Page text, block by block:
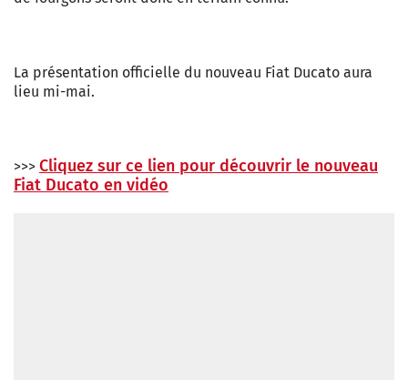
La présentation officielle du nouveau Fiat Ducato aura
lieu mi-mai.
>>> Cliquez sur ce lien pour découvrir le nouveau
Fiat Ducato en vidéo